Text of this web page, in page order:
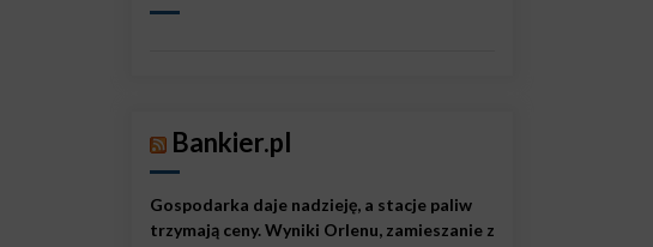
Bankier.pl
Gospodarka daje nadzieję, a stacje paliw
trzymają ceny. Wyniki Orlenu, zamieszanie z